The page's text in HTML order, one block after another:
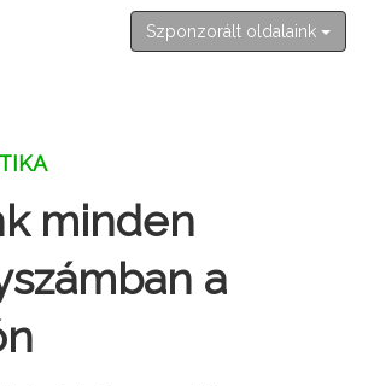
Szponzorált oldalaink
minden
a